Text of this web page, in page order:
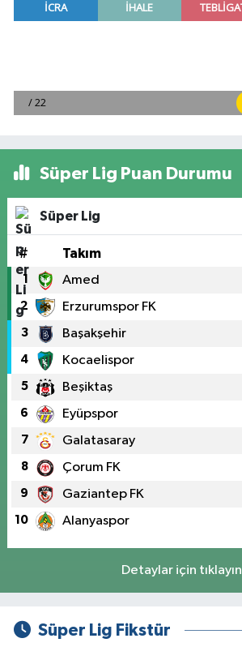
Süper Lig Puan Durumu
Süper Lig
# Takım
1 Amed
2 Erzurumspor FK
3 Başakşehir
4 Kocaelispor
5 Beşiktaş
6 Eyüpspor
7 Galatasaray
8 Çorum FK
9 Gaziantep FK
10 Alanyaspor
Detaylar için tıklayın
Süper Lig Fikstür